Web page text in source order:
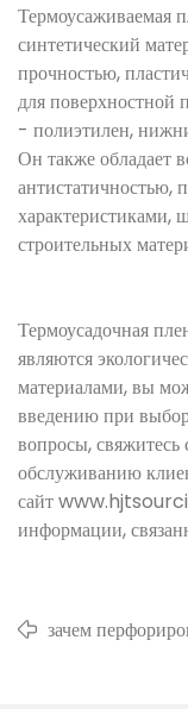
Термоусаживаемая
синтетический
прочностью,
для поверхностной
- полиэтилен,
Он также обладает
антистатичностью,
характеристиками,
строительных
Термоусадочная
являются
материалами, вы
введению при
вопросы,
обслуживанию
сайт
информации,
зачем